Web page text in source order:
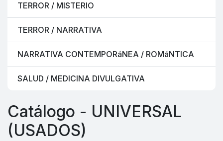
TERROR / MISTERIO
TERROR / NARRATIVA
NARRATIVA CONTEMPORáNEA / ROMáNTICA
SALUD / MEDICINA DIVULGATIVA
Catálogo - UNIVERSAL
(USADOS)